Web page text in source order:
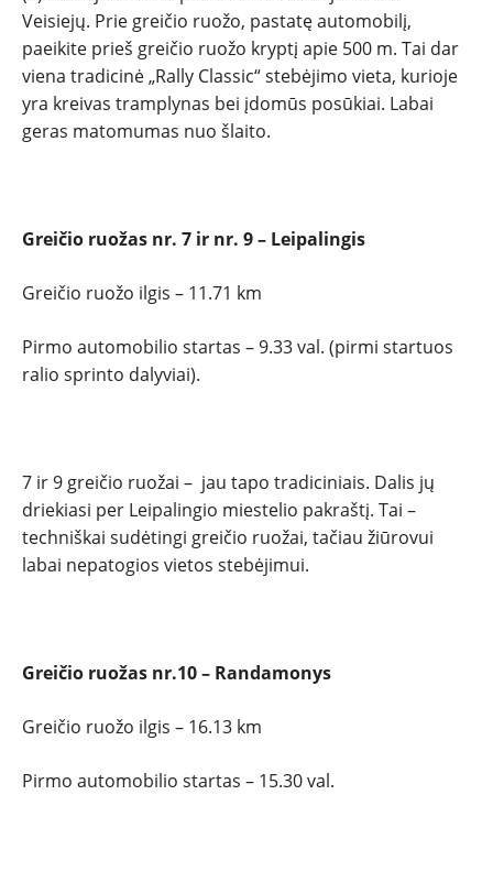
Veisiejų. Prie greičio ruožo, pastatę automobilį,
paeikite prieš greičio ruožo kryptį apie 500 m. Tai dar
viena tradicinė „Rally Classic“ stebėjimo vieta, kurioje
yra kreivas tramplynas bei įdomūs posūkiai. Labai
geras matomumas nuo šlaito.
Greičio ruožas nr. 7 ir nr. 9 – Leipalingis
Greičio ruožo ilgis – 11.71 km
Pirmo automobilio startas – 9.33 val. (pirmi startuos
ralio sprinto dalyviai).
7 ir 9 greičio ruožai – jau tapo tradiciniais. Dalis jų
driekiasi per Leipalingio miestelio pakraštį. Tai –
techniškai sudėtingi greičio ruožai, tačiau žiūrovui
labai nepatogios vietos stebėjimui.
Greičio ruožas nr.10 – Randamonys
Greičio ruožo ilgis – 16.13 km
Pirmo automobilio startas – 15.30 val.